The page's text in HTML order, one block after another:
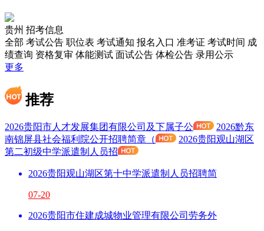
贵州 招考信息
全部 考试公告 职位表 考试通知 报名入口 准考证 考试时间 成
绩查询 资格复审 体能测试 面试公告 体检公告 录用公示
更多
推荐
2026贵阳市人才发展集团有限公司及下属子公
2026黔东
南锦屏县社会福利院公开招聘简章（
2026贵阳观山湖区
第二初级中学派遣制人员招
2026贵阳观山湖区第十中学派遣制人员招聘简
07-20
2026贵阳市住建成城物业管理有限公司劳务外